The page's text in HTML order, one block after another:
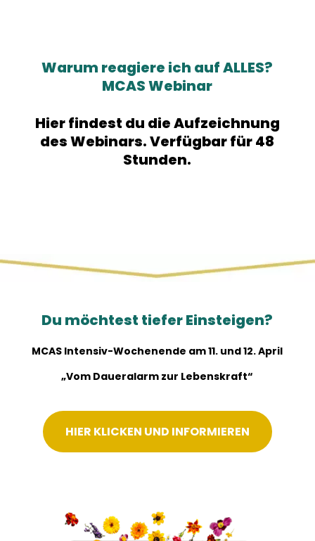
Warum reagiere ich auf ALLES?
MCAS Webinar
Hier findest du die Aufzeichnung
des Webinars. Verfügbar für 48
Stunden.
Du möchtest tiefer Einsteigen?
MCAS Intensiv-Wochenende am 11. und 12. April
„Vom Daueralarm zur Lebenskraft“
HIER KLICKEN UND INFORMIEREN